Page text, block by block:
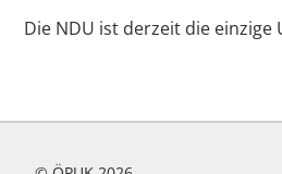
Die NDU ist derzeit die